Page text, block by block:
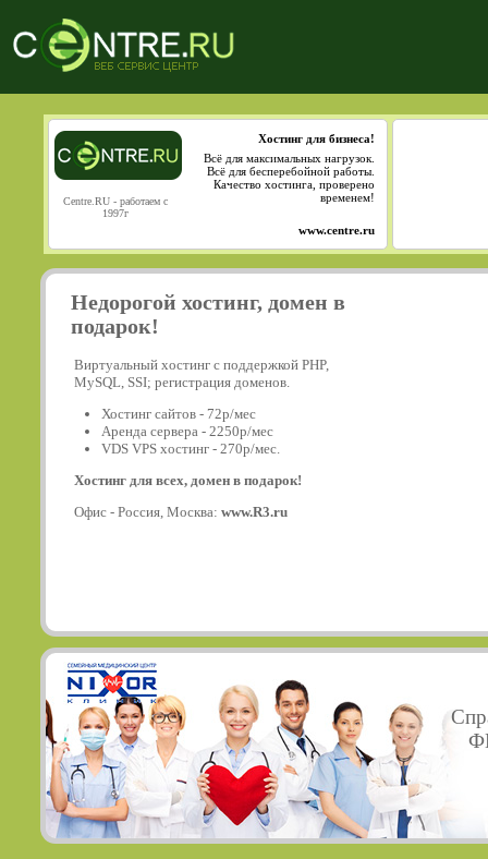
Centre.RU - работаем с
1997г
Хостинг для бизнеса!
Всё для максимальных нагрузок.
Всё для бесперебойной работы.
Качество хостинга, проверено
временем!
www.centre.ru
Недорогой хостинг, домен в
подарок!
Виртуальный хостинг с поддержкой PHP,
MySQL, SSI; регистрация доменов.
Хостинг сайтов - 72р/мес
Аренда сервера - 2250р/мес
VDS VPS хостинг - 270р/мес.
Хостинг для всех, домен в подарок!
Офис - Россия, Москва: www.R3.ru